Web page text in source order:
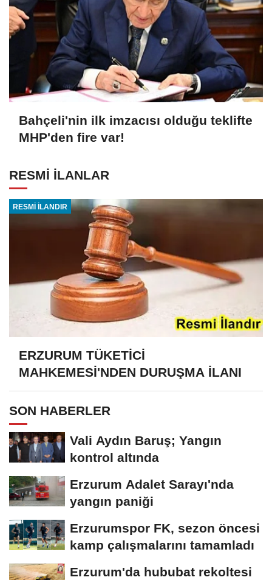
Bahçeli'nin ilk imzacısı olduğu teklifte
MHP'den fire var!
RESMİ İLANLAR
RESMİ İLANDIR
ERZURUM TÜKETİCİ
MAHKEMESİ'NDEN DURUŞMA İLANI
SON HABERLER
Vali Aydın Baruş; Yangın
kontrol altında
Erzurum Adalet Sarayı'nda
yangın paniği
Erzurumspor FK, sezon öncesi
kamp çalışmalarını tamamladı
Erzurum'da hububat rekoltesi